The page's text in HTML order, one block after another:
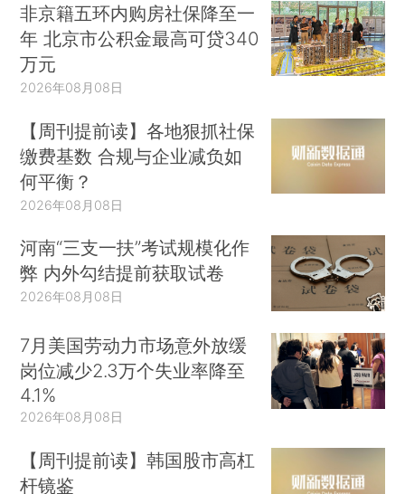
非京籍五环内购房社保降至一
年 北京市公积金最高可贷340
万元
2026年08月08日
【周刊提前读】各地狠抓社保
缴费基数 合规与企业减负如
何平衡？
2026年08月08日
河南“三支一扶”考试规模化作
弊 内外勾结提前获取试卷
2026年08月08日
7月美国劳动力市场意外放缓
岗位减少2.3万个失业率降至
4.1%
2026年08月08日
【周刊提前读】韩国股市高杠
杆镜鉴